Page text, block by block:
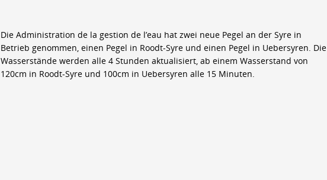
Die Administration de la gestion de l’eau hat zwei neue Pegel an der Syre in
Betrieb genommen, einen Pegel in Roodt-Syre und einen Pegel in Uebersyren. Die
Wasserstände werden alle 4 Stunden aktualisiert, ab einem Wasserstand von
120cm in Roodt-Syre und 100cm in Uebersyren alle 15 Minuten.